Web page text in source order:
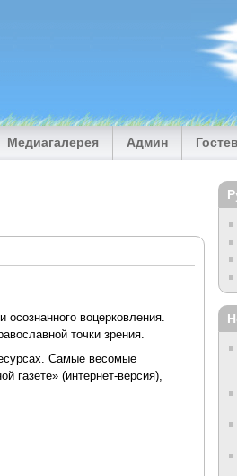
Медиагалерея Админ
осознанного воцерковления.
точки зрения.
Самые весомые
газете» (интернет-версия),